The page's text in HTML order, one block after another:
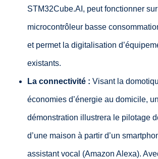
STM32Cube.AI, peut fonctionner
microcontrôleur basse
et permet la digitalisation
existants.
La connectivité : Visant la
économies d’énergie au domicile,
démonstration illustrera le pilotage
d’une maison à partir d’un
assistant vocal (Amazon Alexa).